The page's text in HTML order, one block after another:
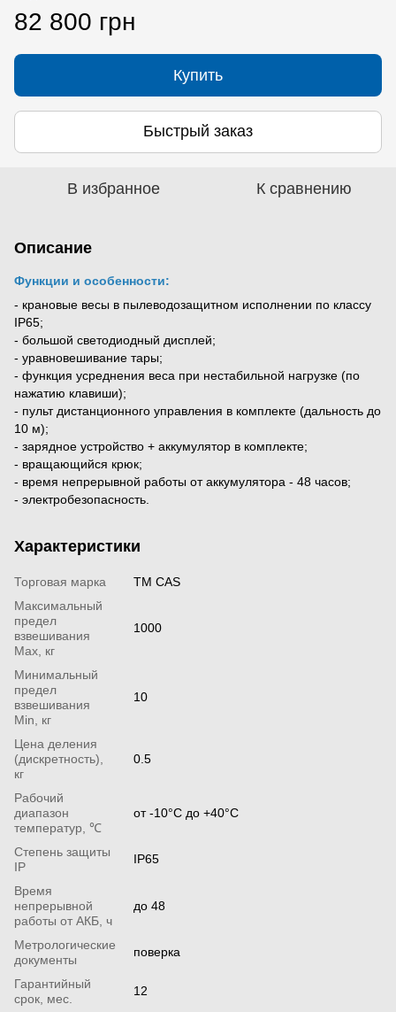
82 800 грн
Купить
Быстрый заказ
В избранное К сравнению
Описание
Функции и особенности:
- крановые весы в пылеводозащитном исполнении по классу
IP65;
- большой светодиодный дисплей;
- уравновешивание тары;
- функция усреднения веса при нестабильной нагрузке (по
нажатию клавиши);
- пульт дистанционного управления в комплекте (дальность до
10 м);
- зарядное устройство + аккумулятор в комплекте;
- вращающийся крюк;
- время непрерывной работы от аккумулятора - 48 часов;
- электробезопасность.
Характеристики
Торговая марка
TM CAS
Максимальный
предел
взвешивания
Мах, кг
1000
Минимальный
предел
взвешивания
Min, кг
10
Цена деления
(дискретность),
кг
0.5
Рабочий
диапазон
температур, ℃
от -10°С до +40°С
Степень защиты
IP
IP65
Время
непрерывной
работы от АКБ, ч
до 48
Метрологические
документы
поверка
Гарантийный
срок, мес.
12